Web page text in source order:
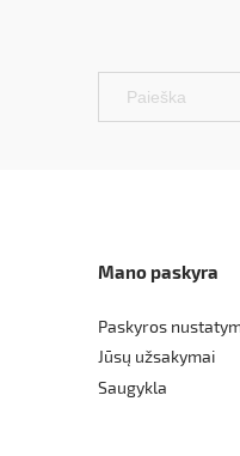
Mano paskyra
Paskyros
Jūsų užsakymai
Saugykla